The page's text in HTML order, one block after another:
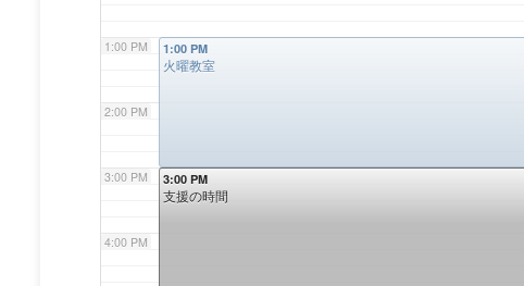
1:00 PM
2:00 PM
3:00 PM
4:00 PM
1:00 PM
火曜教室
3:00 PM
支援の時間